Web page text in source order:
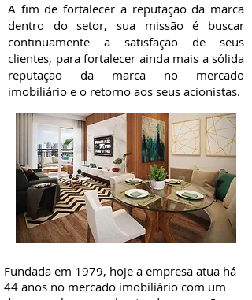
A fim de fortalecer a reputação da marca
dentro do setor, sua missão é buscar
continuamente a satisfação de seus
clientes, para fortalecer ainda mais a sólida
reputação da marca no mercado
imobiliário e o retorno aos seus acionistas.
Fundada em 1979, hoje a empresa atua há
44 anos no mercado imobiliário com um